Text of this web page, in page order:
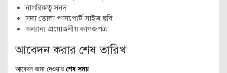
নাগরিকত্ব সনদ
সদ্য তোলা পাসপোর্ট সাইজ ছবি
অন্যান্য প্রয়োজনীয় কাগজপত্র
আবেদন করার শেষ তারিখ
আবেদন জমা দেওয়ার শেষ সময়